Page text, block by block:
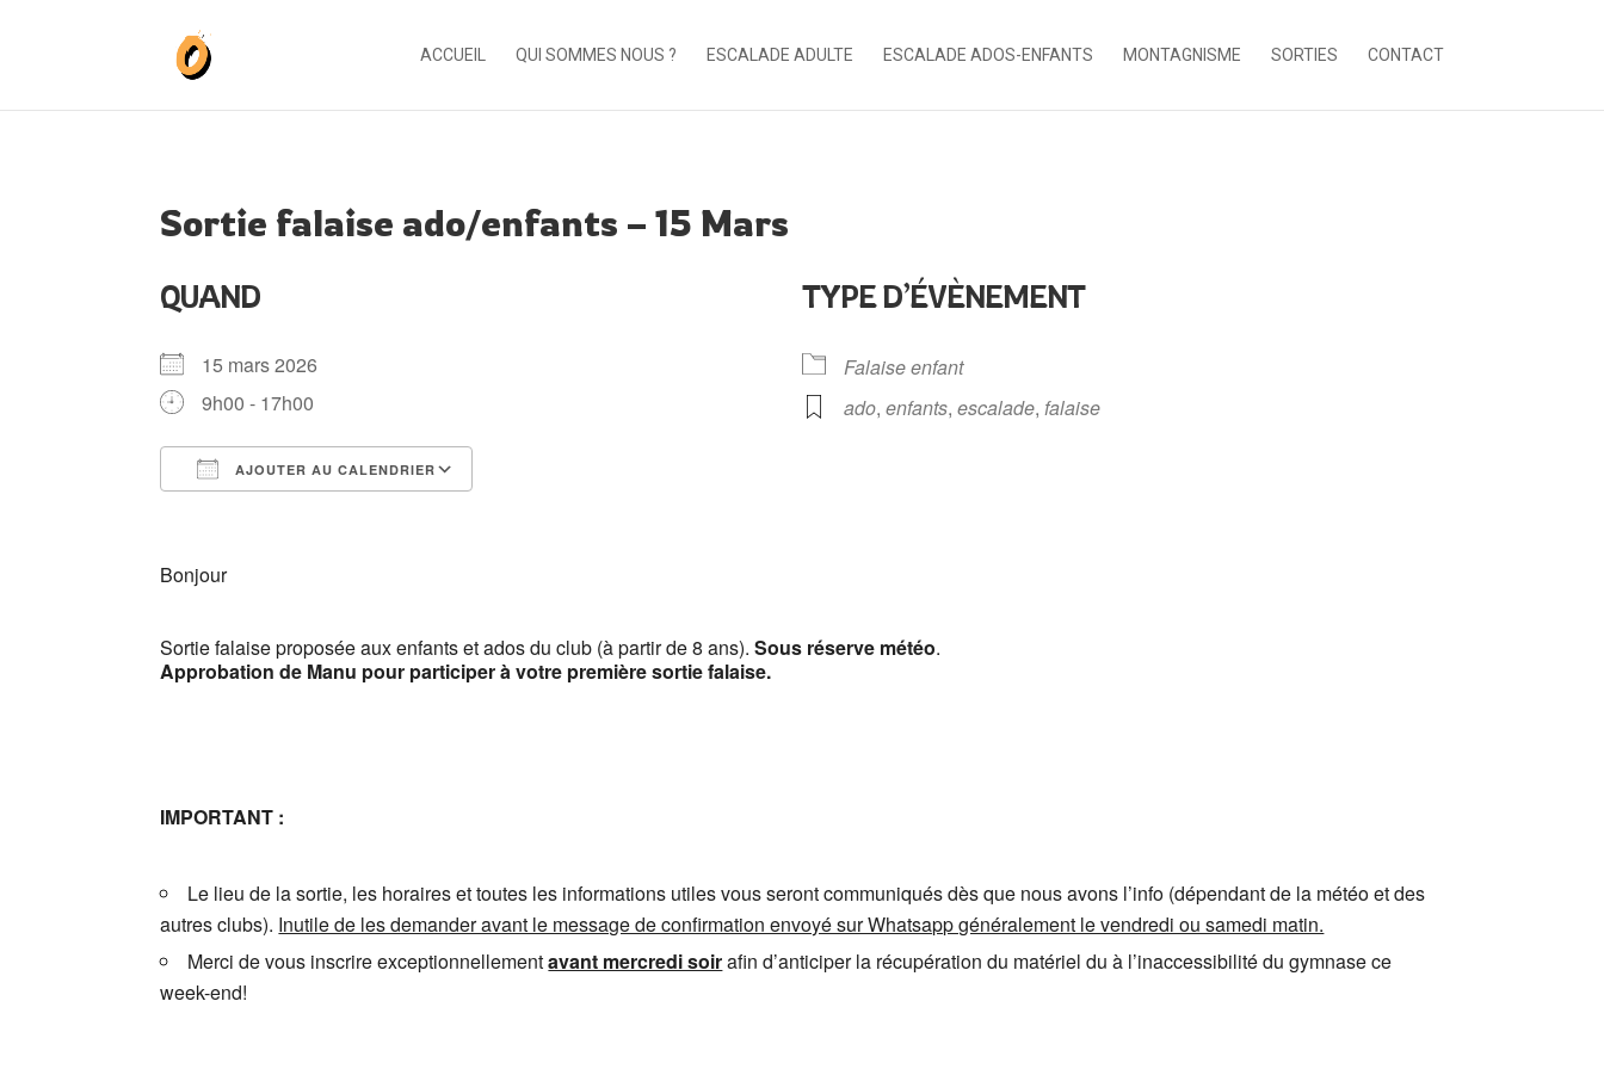
ACCUEIL QUI SOMMES NOUS ? ESCALADE ADULTE ESCALADE ADOS-ENFANTS MONTAGNISME SORTIES CONTACT
Sortie falaise ado/enfants – 15 Mars
QUAND
15 mars 2026
9h00 - 17h00
AJOUTER AU CALENDRIER
TYPE D’ÉVÈNEMENT
Falaise enfant
ado, enfants, escalade, falaise
Bonjour
Sortie falaise proposée aux enfants et ados du club (à partir de 8 ans).Sous réserve météo.
Approbation de Manu pour participer à votre première sortie falaise.
IMPORTANT :
Le lieu de la sortie, les horaires et toutes les informations utiles vous seront communiqués dès que nous avons l’info (dépendant de la météo et des
autres clubs). Inutile de les demander avant le message de confirmation envoyé sur Whatsapp généralement le vendredi ou samedi matin.
Merci de vous inscrire exceptionnellementavant mercredi soirafin d’anticiper la récupération du matériel du à l’inaccessibilité du gymnase ce
week-end!